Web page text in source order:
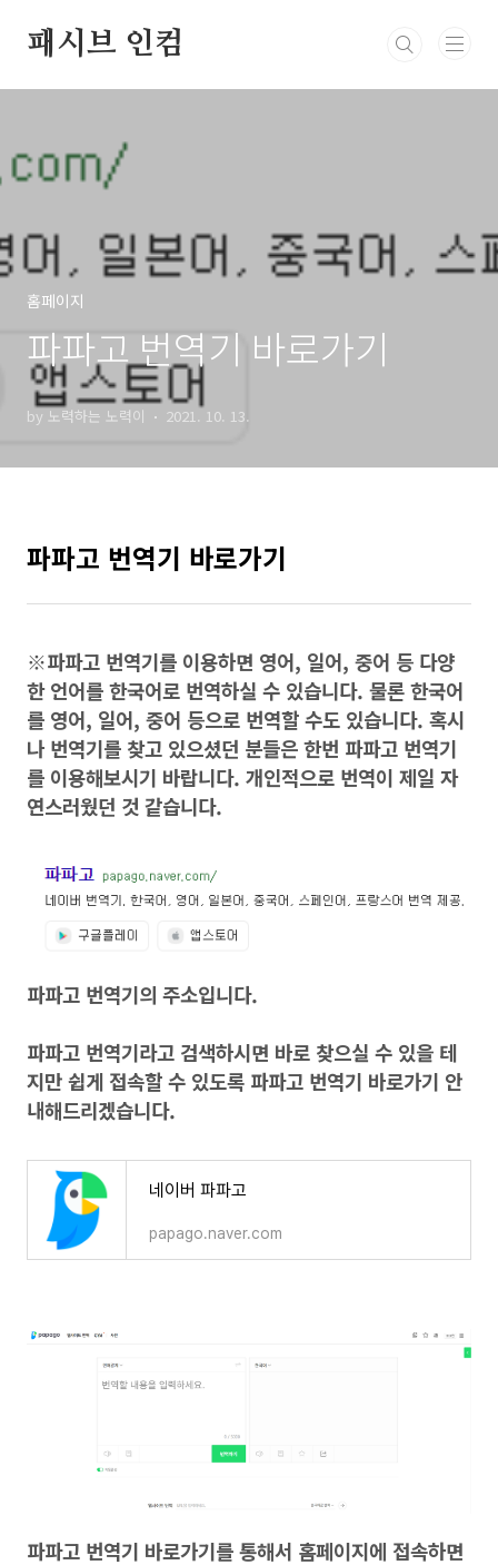
패시브 인컴
홈페이지
파파고 번역기 바로가기
by 노력하는 노력이 2021. 10. 13.
파파고 번역기 바로가기
※파파고 번역기를 이용하면 영어, 일어, 중어 등 다양
한 언어를 한국어로 번역하실 수 있습니다. 물론 한국어
를 영어, 일어, 중어 등으로 번역할 수도 있습니다. 혹시
나 번역기를 찾고 있으셨던 분들은 한번 파파고 번역기
를 이용해보시기 바랍니다. 개인적으로 번역이 제일 자
연스러웠던 것 같습니다.
파파고 번역기의 주소입니다.
파파고 번역기라고 검색하시면 바로 찾으실 수 있을 테
지만 쉽게 접속할 수 있도록 파파고 번역기 바로가기 안
내해드리겠습니다.
네이버 파파고
papago.naver.com
파파고 번역기 바로가기를 통해서 홈페이지에 접속하면